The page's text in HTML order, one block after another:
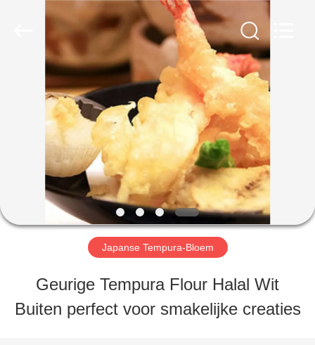
THUIS
PRODUCTEN
OVER
ONS
FABRIEKSTOUR
KWALITEITSCONTROLE
Japanse Tempura-Bloem
Geurige Tempura Flour Halal Wit
Buiten perfect voor smakelijke creaties